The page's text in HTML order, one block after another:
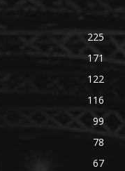
225
171
122
116
99
78
67